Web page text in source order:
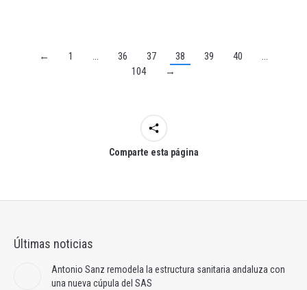
← 1 … 36 37 38 39 40
…
104
→
Comparte esta página
Últimas noticias
Antonio Sanz remodela la estructura sanitaria andaluza con
una nueva cúpula del SAS